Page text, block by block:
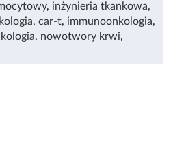
, inżynieria tkankowa,
, car-t, immunoonkologia,
, nowotwory krwi,